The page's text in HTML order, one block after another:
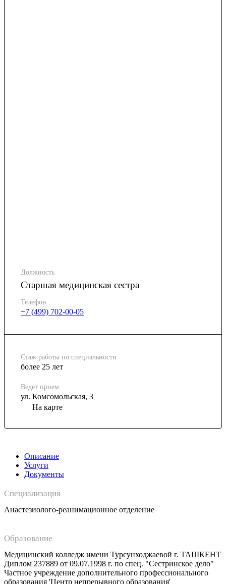
Должность
Старшая медицинская сестра
Телефон
+7 (499) 702-00-05
Стаж работы по специальности
более 25 лет
Ведет прием
ул. Комсомольская, 3
На карте
Описание
Услуги
Документы
Специализация
Анастезиолого-реанимационное отделение
Образование
Медицинский колледж имени Турсунходжаевой г. ТАШКЕНТ
Диплом 237889 от 09.07.1998 г. по спец. "Сестринское дело"
Частное учреждение дополнительного профессионального
образования 'Центр непрерывного образования'